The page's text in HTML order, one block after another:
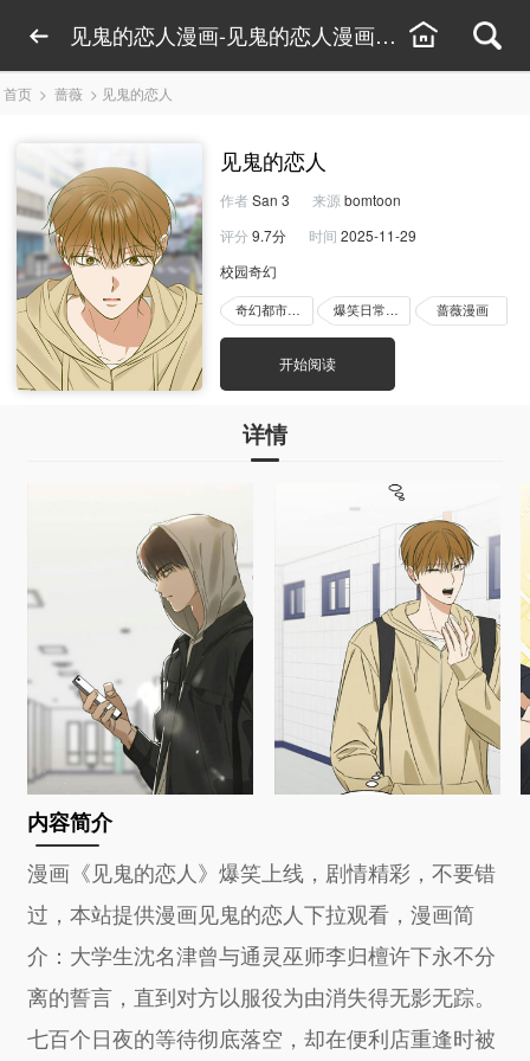
见鬼的恋人漫画-见鬼的恋人漫画下拉观看-见鬼
首页 > 蔷薇 > 见鬼的恋人
见鬼的恋人
作者 San 3 来源 bomtoon
评分 9.7分 时间 2025-11-29
校园奇幻
奇幻都市漫画 爆笑日常漫画 蔷薇漫画
开始阅读
详情
内容简介
漫画《见鬼的恋人》爆笑上线，剧情精彩，不要错
过，本站提供漫画见鬼的恋人下拉观看，漫画简
介：大学生沈名津曾与通灵巫师李归檀许下永不分
离的誓言，直到对方以服役为由消失得无影无踪。
七百个日夜的等待彻底落空，却在便利店重逢时被